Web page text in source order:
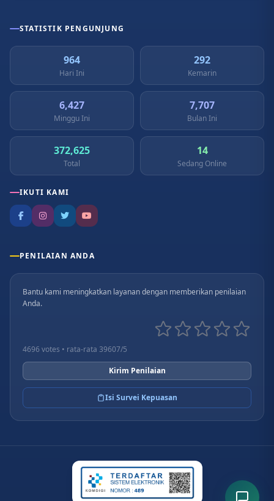
STATISTIK PENGUNJUNG
964
Hari Ini
292
Kemarin
6,427
Minggu Ini
7,707
Bulan Ini
372,625
Total
14
Sedang Online
IKUTI KAMI
PENILAIAN ANDA
Bantu kami meningkatkan layanan dengan memberikan penilaian
Anda.
4696 votes • rata-rata 39607/5
Kirim Penilaian
Isi Survei Kepuasan